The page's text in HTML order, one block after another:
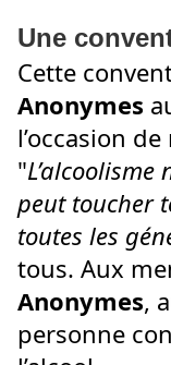
Une
Cette
Anonymes
l’occasion
"
peut toucher
toutes les
tous. Aux
Anonymes,
personne